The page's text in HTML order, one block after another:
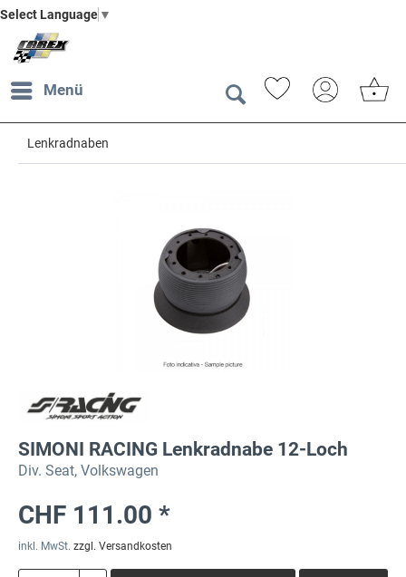
Select Language ▼
Menü
Lenkradnaben
SIMONI RACING Lenkradnabe 12-Loch
Div. Seat, Volkswagen
CHF 111.00 *
inkl. MwSt. zzgl. Versandkosten